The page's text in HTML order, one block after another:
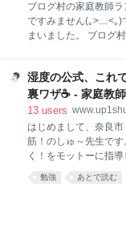
「CPUとHDDの性能
のか？ 指数関数を正
較 ★ 対策の効果 大人
した」僕「！？」 先
た。 t.co 理系の人間か
ブログ村の家庭教師
ですみません(｡>﹏<｡)
まいました。 ブログ
れるサイトです。そ
ログが1位になりまし
す！これもみなさんの
駆け出し。投稿記事も
は目まぐるしく変わ
は5位くらいになって
す！これから安定し
湿度の公式、これ
裏ワザ☕ - 家庭教
契約
13 users
はじめまして、奈良
筋！のしゅ～先生で
く！をモットーに指
家庭教師ネタをブロ
よろしくお願いしま
勉強 あとで読む